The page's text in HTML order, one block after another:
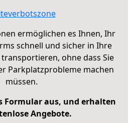
ermöglichen es Ihnen, Ihr
schnell und sicher in Ihre
ohne dass Sie
Parkplatzprobleme machen
müssen.
Formular aus, und erhalten
Angebote.